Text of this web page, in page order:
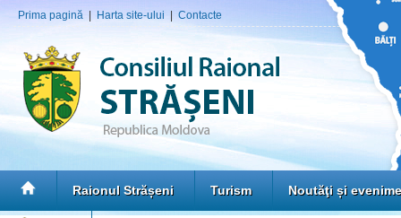
Prima pagină Harta site-ului Contacte
Raionul Strășeni Turism Noutăţi și